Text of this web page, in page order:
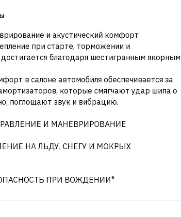
и акустический комфорт
при старте, торможении и
благодаря шестигранным якорным
в салоне автомобиля обеспечивается за
которые смягчают удар шипа о
поглощают звук и вибрацию.
И МАНЕВРИРОВАНИЕ
НА ЛЬДУ, СНЕГУ И МОКРЫХ
ПРИ ВОЖДЕНИИ"